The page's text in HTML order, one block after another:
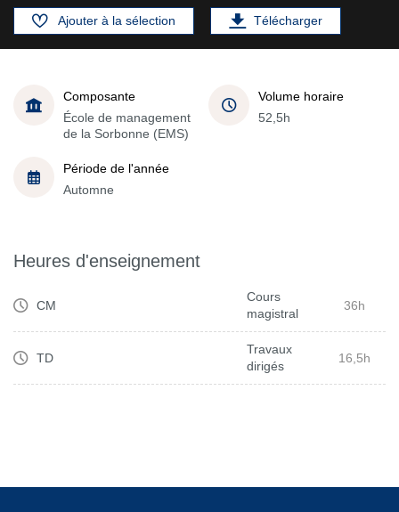
Ajouter à la sélection Télécharger
Composante
École de management
de la Sorbonne (EMS)
Volume horaire
52,5h
Période de l'année
Automne
Heures d'enseignement
CM
Cours
magistral
36h
TD
Travaux
dirigés
16,5h